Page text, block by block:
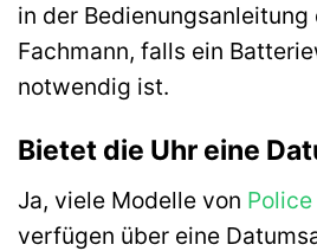
in der Bedienungsanleitung
Fachmann, falls ein
notwendig ist.
Bietet die Uhr eine
Ja, viele Modelle von
verfügen über eine